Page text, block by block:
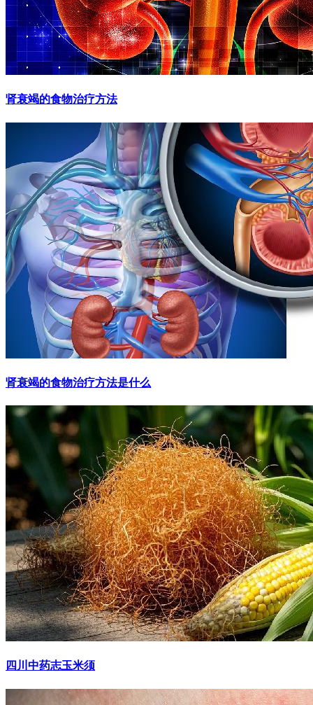
肾衰竭的食物治疗方法
肾衰竭的食物治疗方法是什么
四川中药志玉米须